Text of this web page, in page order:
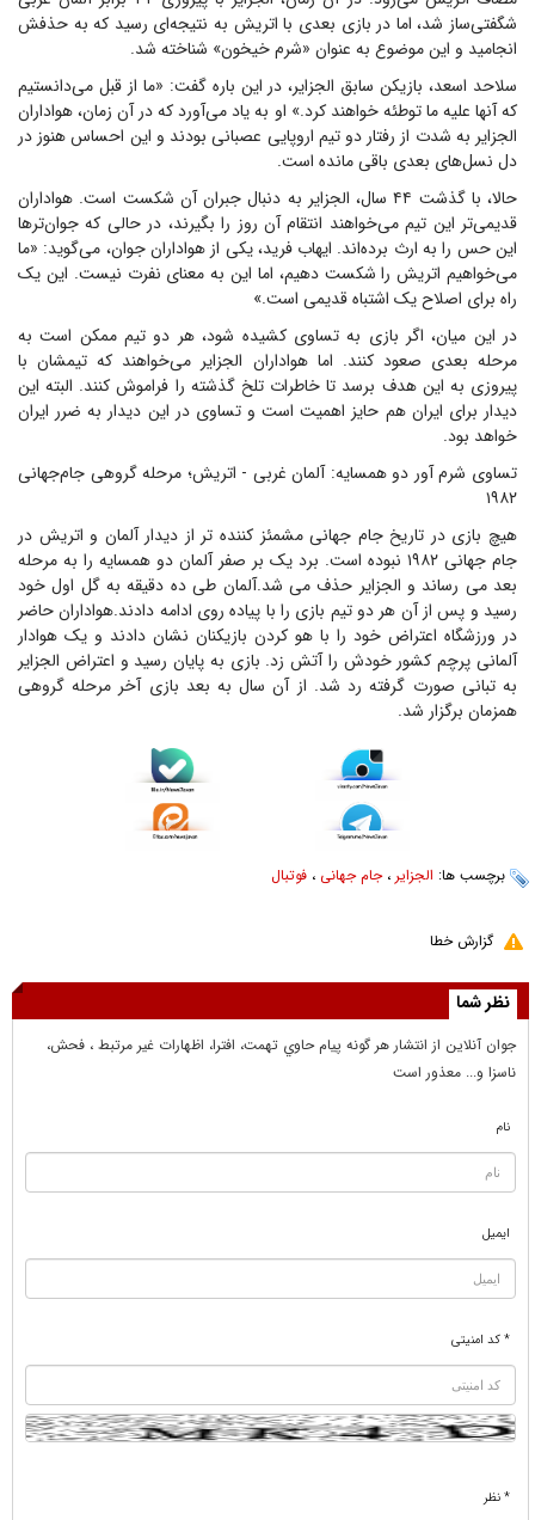
شگفتی‌ساز شد، اما در بازی بعدی با اتریش به نتیجه‌ای رسید که به حذفش
انجامید و این موضوع به عنوان «شرم خیخون» شناخته شد.
سلاحد اسعد، بازیکن سابق الجزایر، در این باره گفت: «ما از قبل می‌دانستیم
که آنها علیه ما توطئه خواهند کرد.» او به یاد می‌آورد که در آن زمان، هواداران
الجزایر به شدت از رفتار دو تیم اروپایی عصبانی بودند و این احساس هنوز در
دل نسل‌های بعدی باقی مانده است.
حالا، با گذشت ۴۴ سال، الجزایر به دنبال جبران آن شکست است. هواداران
قدیمی‌تر این تیم می‌خواهند انتقام آن روز را بگیرند، در حالی که جوان‌ترها
این حس را به ارث برده‌اند. ایهاب فرید، یکی از هواداران جوان، می‌گوید: «ما
می‌خواهیم اتریش را شکست دهیم، اما این به معنای نفرت نیست. این یک
راه برای اصلاح یک اشتباه قدیمی است.»
در این میان، اگر بازی به تساوی کشیده شود، هر دو تیم ممکن است به
مرحله بعدی صعود کنند. اما هواداران الجزایر می‌خواهند که تیمشان با
پیروزی به این هدف برسد تا خاطرات تلخ گذشته را فراموش کنند. البته این
دیدار برای ایران هم حایز اهمیت است و تساوی در این دیدار به ضرر ایران
خواهد بود.
تساوی شرم آور دو همسایه: آلمان غربی - اتریش؛ مرحله گروهی جام‌جهانی
۱۹۸۲
هیچ بازی در تاریخ جام جهانی مشمئز کننده تر از دیدار آلمان و اتریش در
جام جهانی ۱۹۸۲ نبوده است. برد یک بر صفر آلمان دو همسایه را به مرحله
بعد می رساند و الجزایر حذف می شد.آلمان طی ده دقیقه به گل اول خود
رسید و پس از آن هر دو تیم بازی را با پیاده روی ادامه دادند.هواداران حاضر
در ورزشگاه اعتراض خود را با هو کردن بازیکنان نشان دادند و یک هوادار
آلمانی پرچم کشور خودش را آتش زد. بازی به پایان رسید و اعتراض الجزایر
به تبانی صورت گرفته رد شد. از آن سال به بعد بازی آخر مرحله گروهی
همزمان برگزار شد.
برچسب ها: الجزایر ،جام جهانی ، فوتبال
گزارش خطا
نظر شما
جوان آنلاين از انتشار هر گونه پيام حاوي تهمت، افترا، اظهارات غير مرتبط ، فحش،
ناسزا و... معذور است
نام
ایمیل
* کد امنیتی
* نظر